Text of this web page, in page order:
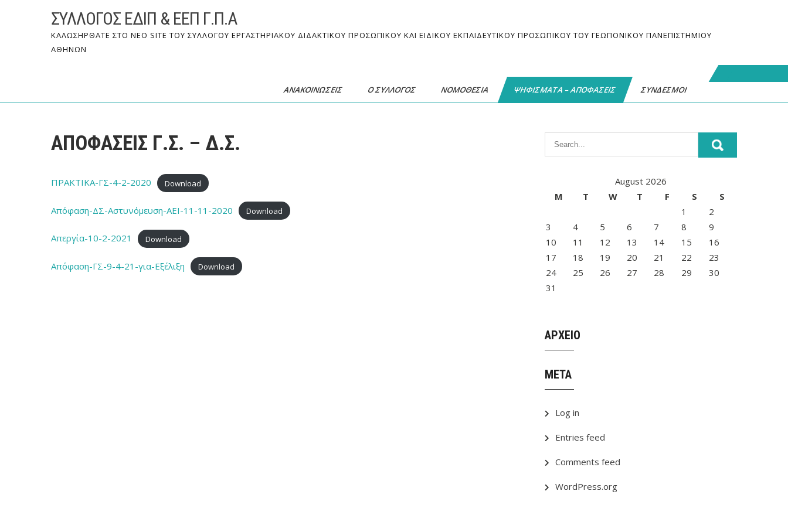
ΣΥΛΛΟΓΟΣ ΕΔΙΠ & ΕΕΠ Γ.Π.Α
ΚΑΛΩΣΗΡΘΑΤΕ ΣΤΟ ΝΕΟ SITE ΤΟΥ ΣΥΛΛΟΓΟΥ ΕΡΓΑΣΤΗΡΙΑΚΟΥ ΔΙΔΑΚΤΙΚΟΥ ΠΡΟΣΩΠΙΚΟΥ ΚΑΙ ΕΙΔΙΚΟΥ ΕΚΠΑΙΔΕΥΤΙΚΟΥ ΠΡΟΣΩΠΙΚΟΥ ΤΟΥ ΓΕΩΠΟΝΙΚΟΥ ΠΑΝΕΠΙΣΤΗΜΙΟΥ
ΑΘΗΝΩΝ
ΑΝΑΚΟΙΝΩΣΕΙΣ Ο ΣΥΛΛΟΓΟΣ ΝΟΜΟΘΕΣΙΑ ΨΗΦΙΣΜΑΤΑ – ΑΠΟΦΑΣΕΙΣ ΣΥΝΔΕΣΜΟΙ
ΑΠΟΦΑΣΕΙΣ Γ.Σ. – Δ.Σ.
ΠΡΑΚΤΙΚΑ-ΓΣ-4-2-2020 Download
Απόφαση-ΔΣ-Αστυνόμευση-ΑΕΙ-11-11-2020 Download
Απεργία-10-2-2021 Download
Απόφαση-ΓΣ-9-4-21-για-Εξέλιξη Download
August 2026
M
T W T F S
S
1
2
3
4 5 6 7 8
9
10
11 12 13 14 15
16
17
18 19 20 21 22
23
24
25 26 27 28 29
30
31
ΑΡΧΕΙΟ
META
Log in
Entries feed
Comments feed
WordPress.org